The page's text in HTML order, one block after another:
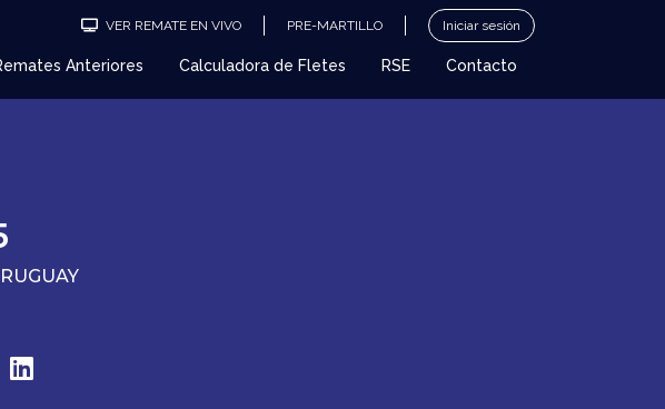
VER REMATE EN VIVO PRE-MARTILLO Iniciar sesión
Anteriores Calculadora de Fletes RSE Contacto